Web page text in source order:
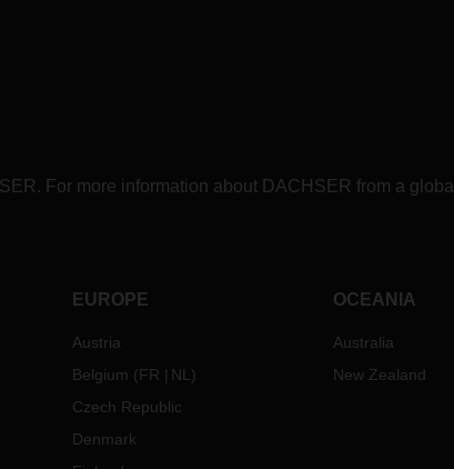
For more information about DACHSER from a global
EUROPE
Austria
Belgium (FR NL )
Czech Republic
Denmark
OCEANIA
Australia
New Zealand